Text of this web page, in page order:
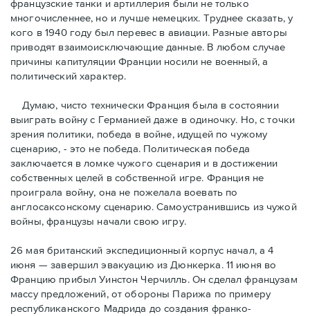
французские танки и артиллерия были не только
многочисленнее, но и лучше немецких. Труднее сказать, у
кого в 1940 году был перевес в авиации. Разные авторы
приводят взаимоисключающие данные. В любом случае
причины капитуляции Франции носили не военный, а
политический характер.
Думаю, чисто технически Франция была в состоянии
выиграть войну с Германией даже в одиночку. Но, с точки
зрения политики, победа в войне, идущей по чужому
сценарию, - это не победа. Политическая победа
заключается в ломке чужого сценария и в достижении
собственных целей в собственной игре. Франция не
проиграла войну, она не пожелала воевать по
англосаксонскому сценарию. Самоустранившись из чужой
войны, французы начали свою игру.
26 мая британский экспедиционный корпус начал, а 4
июня — завершил эвакуацию из Дюнкерка. 11 июня во
Францию прибыл Уинстон Черчилль. Он сделал французам
массу предложений, от обороны Парижа по примеру
республиканского Мадрида до создания франко-